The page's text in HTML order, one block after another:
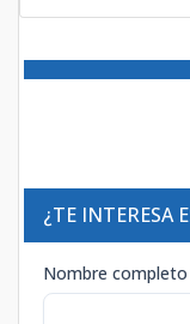
¿TE INTERESA
Nombre completo